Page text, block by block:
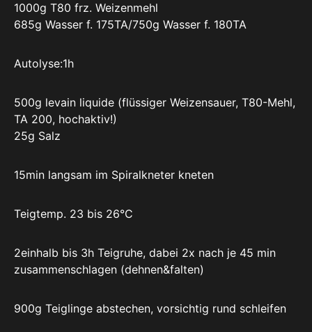
1000g T80 frz. Weizenmehl
685g Wasser f. 175TA/750g Wasser f. 180TA
Autolyse:1h
500g levain liquide (flüssiger Weizensauer, T80-Mehl,
TA 200, hochaktiv!)
25g Salz
15min langsam im Spiralkneter kneten
Teigtemp. 23 bis 26°C
2einhalb bis 3h Teigruhe, dabei 2x nach je 45 min
zusammenschlagen (dehnen&falten)
900g Teiglinge abstechen, vorsichtig rund schleifen